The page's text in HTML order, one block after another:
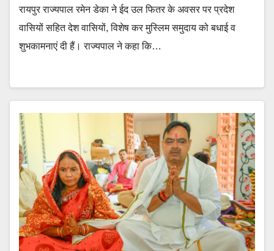
रायपुर राज्यपाल रमेन डेका ने ईद उल फितर के अवसर पर प्रदेश
वासियों सहित देश वासियों, विशेष कर मुस्लिम समुदाय को बधाई व
शुभकामनाएं दी हैं। राज्यपाल ने कहा कि…